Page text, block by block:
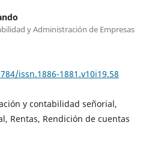
y Administración de Empresas
issn.1886-1881.v10i19.58
y contabilidad señorial,
Rentas, Rendición de cuentas